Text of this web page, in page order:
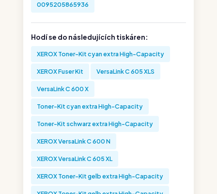
0095205865936
Hodí se do následujících tiskáren:
XEROX Toner-Kit cyan extra High-Capacity
XEROX Fuser Kit VersaLink C 605 XLS
VersaLink C 600 X
Toner-Kit cyan extra High-Capacity
Toner-Kit schwarz extra High-Capacity
XEROX VersaLink C 600 N
XEROX VersaLink C 605 XL
XEROX Toner-Kit gelb extra High-Capacity